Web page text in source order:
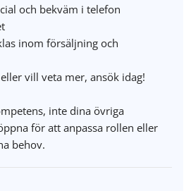
och bekväm i telefon
inom försäljning och
vill veta mer, ansök idag!
inte dina övriga
för att anpassa rollen eller
behov.